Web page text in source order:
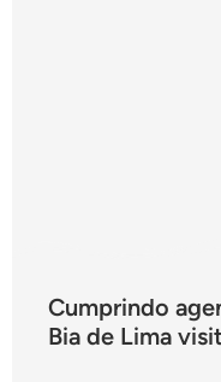
Cumprindo
Bia de Lima